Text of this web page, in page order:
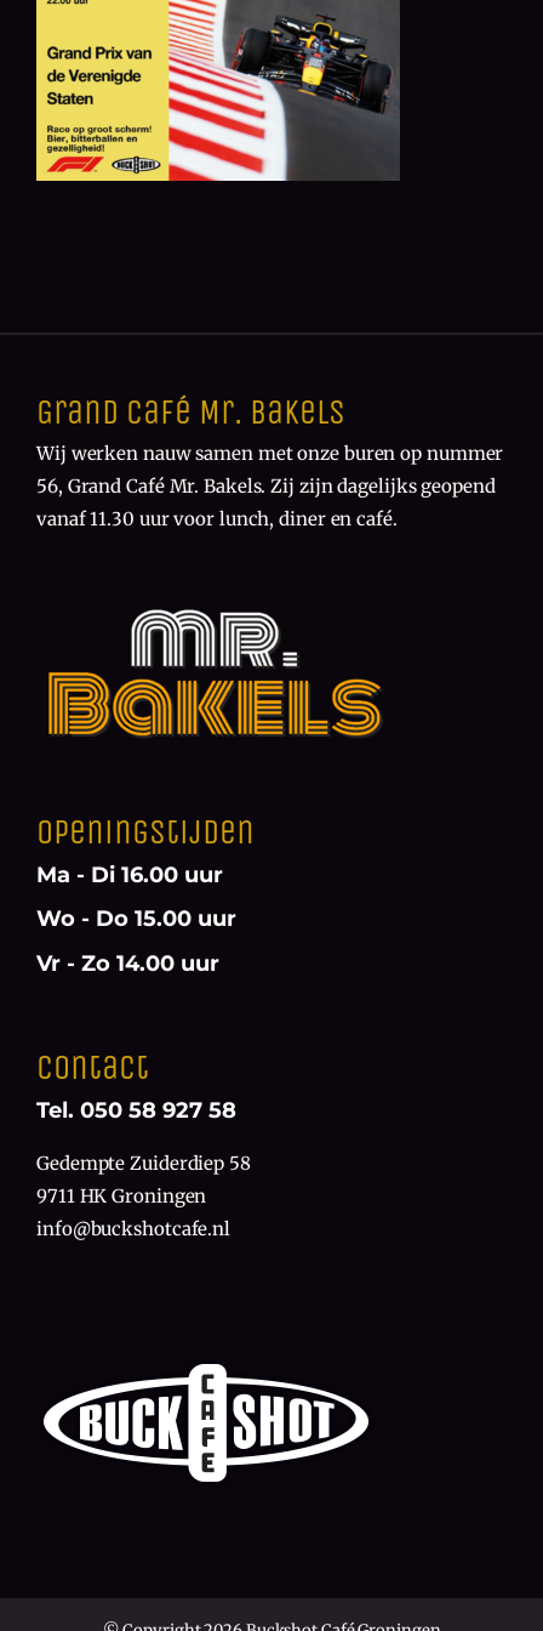
Grand Café Mr. Bakels
Wij werken nauw samen met onze buren op nummer
56, Grand Café Mr. Bakels. Zij zijn dagelijks geopend
vanaf 11.30 uur voor lunch, diner en café.
Openingstijden
Ma - Di 16.00 uur
Wo - Do 15.00 uur
Vr - Zo 14.00 uur
Contact
Tel. 050 58 927 58
Gedempte Zuiderdiep 58
9711 HK Groningen
info@buckshotcafe.nl